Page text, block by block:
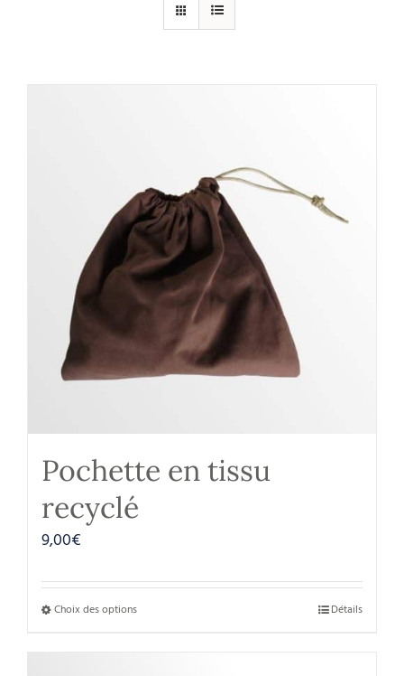
Pochette en tissu
recyclé
9,00€
Choix des options Détails